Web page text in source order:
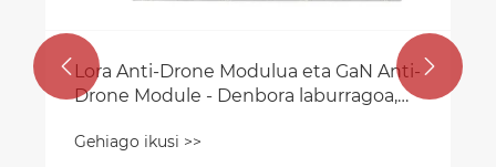
Nola neurtu seinale-jammer baten
irismena?
 